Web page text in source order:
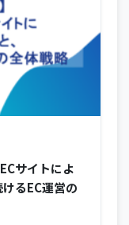
サイトによ
るEC運営の